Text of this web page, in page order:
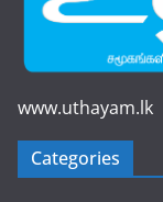
www.uthayam.lk
Categories